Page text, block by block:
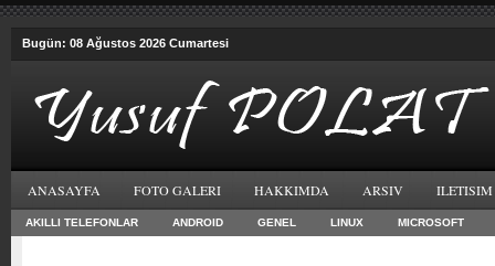
Bugün: 08 Ağustos 2026 Cumartesi
ANASAYFA FOTO GALERI HAKKIMDA ARSIV ILETISIM
AKILLI TELEFONLAR ANDROID GENEL LINUX MICROSOFT